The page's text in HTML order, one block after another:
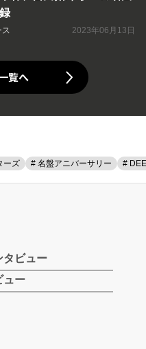
ス 2023年06月13日
覧へ
ーズ # 名盤アニバーサリー #
タビュー
ュー